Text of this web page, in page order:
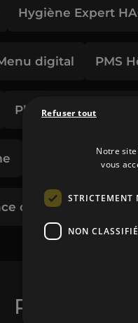
Hygiène Expert
digital PMS
Planning de travail
connectées
Pourquoi ils
Notre
vous
STRICTEMENT
NON
Refuser tout